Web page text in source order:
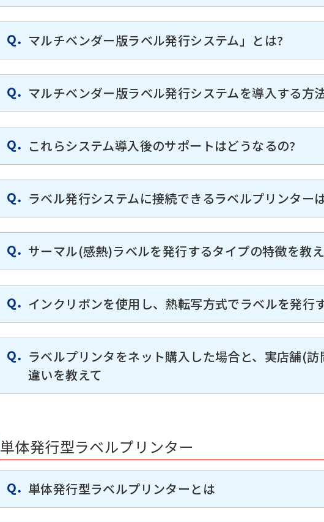
マルチベンダー版ラベル発行システム」とは?
マルチベンダー版ラベル発行システムを導入する方
これらシステム導入後のサポートはどうなるの?
ラベル発行システムに接続できるラベルプリンター
サーマル(感熱)ラベルを発行するタイプの特徴を教
インクリボンを使用し、熱転写方式でラベルを発行
ラベルプリンタをネット購入した場合と、実店舗(
違いを教えて
単体発行型ラベルプリンター
単体発行型ラベルプリンターとは